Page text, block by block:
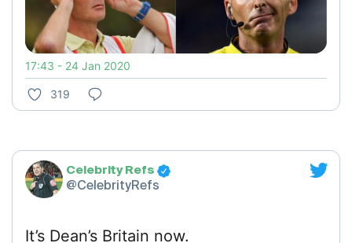
17:43 - 24 Jan 2020
319
Celebrity Refs
@CelebrityRefs
It’s Dean’s Britain now.